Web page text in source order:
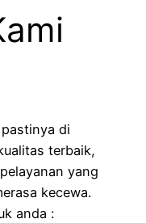
di
terbaik,
yang
kecewa.
anda :